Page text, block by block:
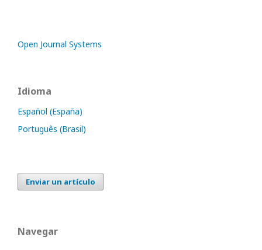
Open Journal Systems
Idioma
Español (España)
Português (Brasil)
Enviar un artículo
Navegar